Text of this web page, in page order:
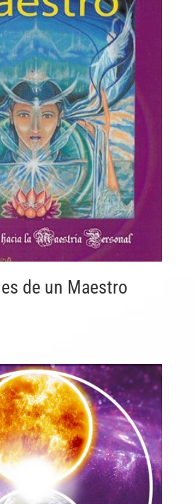
de un Maestro